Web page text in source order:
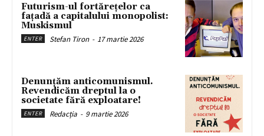
Futurism-ul fortărețelor ca
fațadă a capitalului monopolist:
Muskismul
ENTER Stefan Tiron - 17 martie 2026
Denunțăm anticomunismul.
Revendicăm dreptul la o
societate fără exploatare!
ENTER Redacția - 9 martie 2026